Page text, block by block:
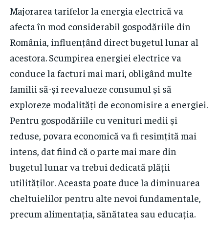
Majorarea tarifelor la energia electrică va
afecta în mod considerabil gospodăriile din
România, influențând direct bugetul lunar al
acestora. Scumpirea energiei electrice va
conduce la facturi mai mari, obligând multe
familii să-și reevalueze consumul și să
exploreze modalități de economisire a energiei.
Pentru gospodăriile cu venituri medii și
reduse, povara economică va fi resimțită mai
intens, dat fiind că o parte mai mare din
bugetul lunar va trebui dedicată plății
utilităților. Aceasta poate duce la diminuarea
cheltuielilor pentru alte nevoi fundamentale,
precum alimentația, sănătatea sau educația.